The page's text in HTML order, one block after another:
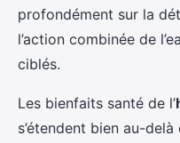
profondément sur la
l’action combinée de
ciblés.
Les bienfaits santé de l’
s’étendent bien au-